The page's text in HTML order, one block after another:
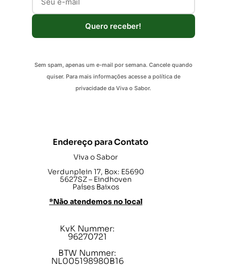
Quero receber!
Sem spam, apenas um e-mail por semana. Cancele quando
quiser. Para mais informações acesse a política de
privacidade da Viva o Sabor.
Endereço para Contato
Viva o Sabor
Verdunplein 17, Box: E5690
5627SZ – Eindhoven
Países Baixos
*Não atendemos no local
KvK Nummer:
96270721
BTW Nummer:
NL005198980B16